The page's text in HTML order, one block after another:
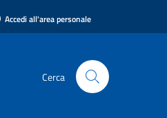
Accedi all'area personale
Cerca